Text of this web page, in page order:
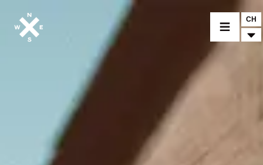
MOTORRÄDER
RAYBURN
SUNRAY
CH